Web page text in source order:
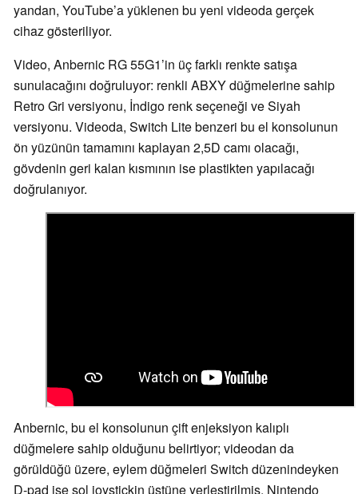
yandan, YouTube’a yüklenen bu yeni videoda gerçek
cihaz gösteriliyor.
Video, Anbernic RG 55G1’in üç farklı renkte satışa
sunulacağını doğruluyor: renkli ABXY düğmelerine sahip
Retro Gri versiyonu, İndigo renk seçeneği ve Siyah
versiyonu. Videoda, Switch Lite benzeri bu el konsolunun
ön yüzünün tamamını kaplayan 2,5D camı olacağı,
gövdenin geri kalan kısmının ise plastikten yapılacağı
doğrulanıyor.
Anbernic, bu el konsolunun çift enjeksiyon kalıplı
düğmelere sahip olduğunu belirtiyor; videodan da
görüldüğü üzere, eylem düğmeleri Switch düzenindeyken
D-pad ise sol joystickin üstüne yerleştirilmiş. Nintendo